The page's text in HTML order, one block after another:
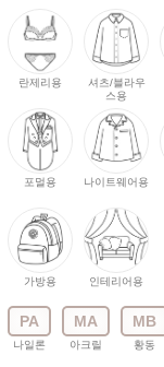
란제리용
셔츠/블라우
스용
포멀용 나이트웨어용
가방용 인테리어용
PA
나일론
MA
아크릴
MB
황동